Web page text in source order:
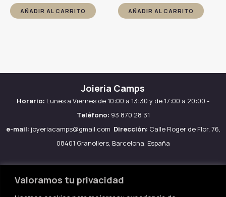
Valoramos tu privacidad
AÑADIR AL CARRITO AÑADIR AL CARRITO
Joieria Camps
Horario: Lunes a Viernes de 10:00 a 13:30 y de 17:00 a 20:00 -
Teléfono: 93 870 28 31
e-mail: joyeriacamps@gmail.com Dirección: Calle Roger de Flor, 76,
08401 Granollers, Barcelona, España